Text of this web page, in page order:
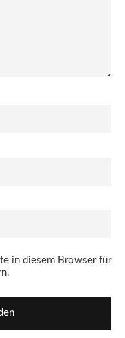
in diesem Browser für